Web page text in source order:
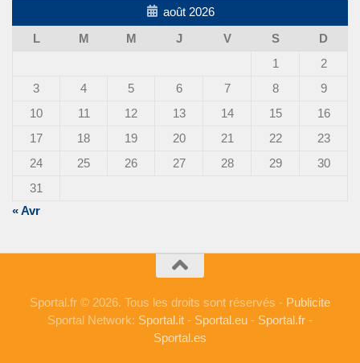
août 2026
L
M M J V S
D
1
2
3
4 5 6 7 8
9
10
11 12 13 14 15
16
17
18 19 20 21 22
23
24
25 26 27 28 29
30
31
« Avr
Sportal.fr © 2026. Tous les droits sont réservés - Publicite
Sportal Network: Sportal.it - Sportal.eu - Sportal.fr -
Sportal.es